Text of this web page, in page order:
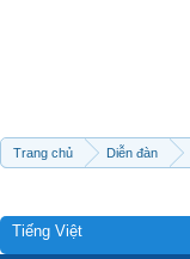
Trang chủ Diễn đàn
Tiếng Việt